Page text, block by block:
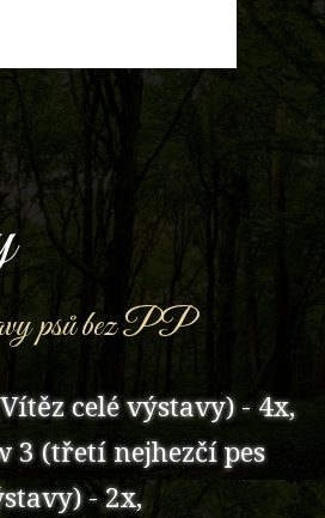
psů bez PP
celé výstavy) - 4x,
3 (třetí nejhezčí pes
- 2x,